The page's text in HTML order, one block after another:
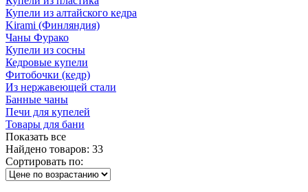
Купели из алтайского кедра
Kirami (Финляндия)
Чаны Фурако
Купели из сосны
Кедровые купели
Фитобочки (кедр)
Из нержавеющей стали
Банные чаны
Печи для купелей
Товары для бани
Показать все
Найдено товаров: 33
Сортировать по: